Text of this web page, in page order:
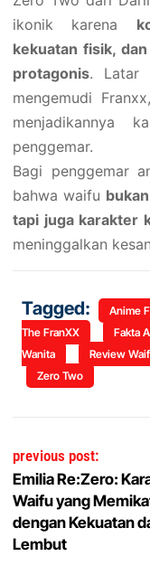
ikonik karena
kekuatan fisik,
protagonis. Latar
mengemudi
menjadikannya
penggemar.
Bagi penggemar
bahwa waifu
tapi juga karakter
meninggalkan
Tagged: Anime
The FranXX
Fakta
Wanita
Review
Zero Two
Navigasi pos
previous post:
Emilia Re:Zero:
Waifu yang
dengan Kekuatan
Lembut